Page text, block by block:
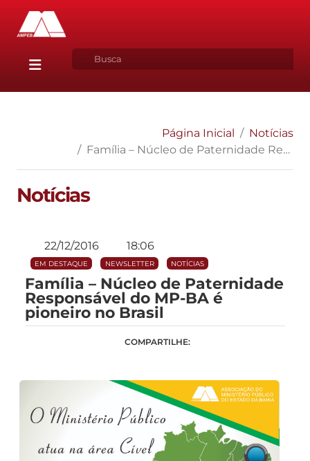
Página Inicial
Notícias
Família – Núcleo de Paternidade Responsável do MP-BA é pioneiro no Brasil
Notícias
22/12/2016 18:06
EM DESTAQUE NEWSLETTER NOTÍCIAS
Família – Núcleo de Paternidade
Responsável do MP-BA é
pioneiro no Brasil
COMPARTILHE: